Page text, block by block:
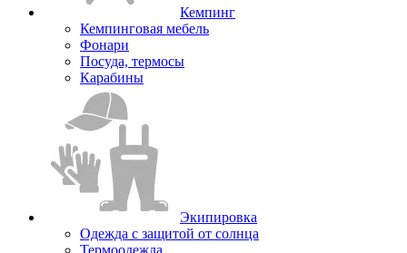
Кемпинг
Кемпинговая мебель
Фонари
Посуда, термосы
Карабины
Экипировка
Одежда с защитой от солнца
Термоодежда